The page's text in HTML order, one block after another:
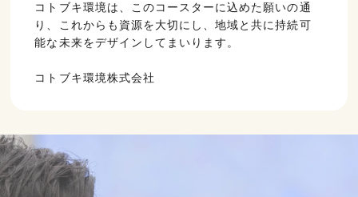
コトブキ環境は、このコースターに込めた願いの通
り、これからも資源を大切にし、地域と共に持続可
能な未来をデザインしてまいります。
コトブキ環境株式会社